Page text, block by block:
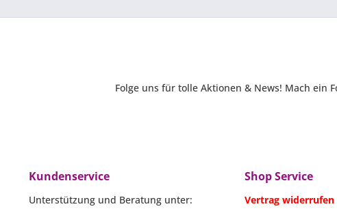
Folge uns für tolle Aktionen & News! Mach ein
Kundenservice
Unterstützung und Beratung unter:
Shop Service
Vertrag widerrufen